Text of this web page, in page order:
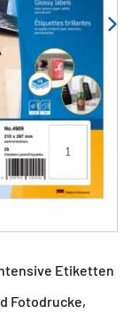
Etiketten
Fotodrucke,